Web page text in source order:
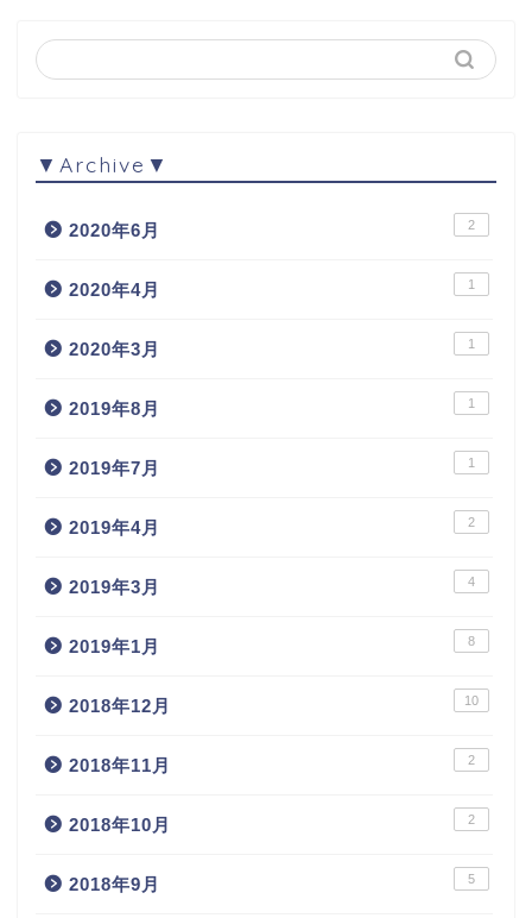
▼Archive▼
2020年6月 2
2020年4月 1
2020年3月 1
2019年8月 1
2019年7月 1
2019年4月 2
2019年3月 4
2019年1月 8
2018年12月 10
2018年11月 2
2018年10月 2
2018年9月 5